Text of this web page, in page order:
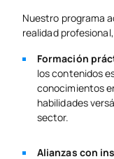
Nuestro programa
realidad
Formación
los contenidos
conocimientos
habilidades
sector.
Alianzas con